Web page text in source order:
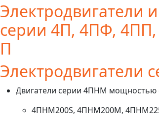
Электродвигатели
серии 4П, 4ПФ,
П
Электродвигатели
Двигатели серии 4ПНМ мощностью
4ПНМ200S, 4ПНМ200М,